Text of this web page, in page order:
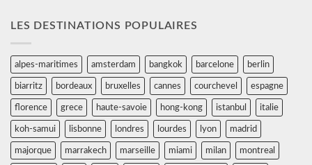
LES DESTINATIONS POPULAIRES
alpes-maritimes amsterdam bangkok barcelone berlin
biarritz bordeaux bruxelles cannes courchevel espagne
florence grece haute-savoie hong-kong istanbul italie
koh-samui lisbonne londres lourdes lyon madrid
majorque marrakech marseille miami milan montreal